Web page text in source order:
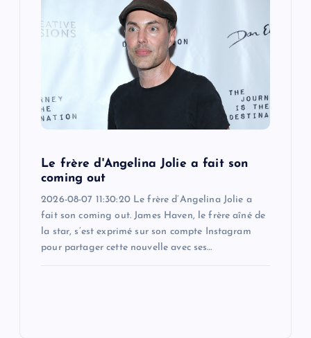
Le frère d'Angelina Jolie a fait son
coming out
2026-08-07 11:30:20 Le frère d’Angelina Jolie a
fait son coming out. James Haven, le frère aîné de
la star, s’est exprimé sur son compte Instagram
pour partager cette nouvelle avec ses…